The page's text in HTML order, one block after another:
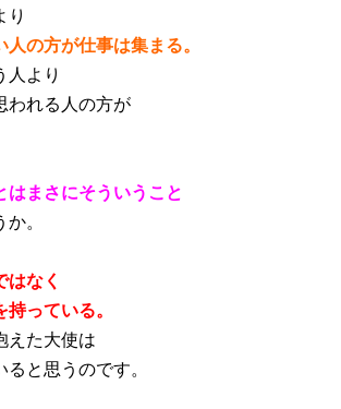
り
の方が仕事は集まる。
人より
われる人の方が
はまさにそういうこと
。
なく
っている。
えた大使は
と思うのです。